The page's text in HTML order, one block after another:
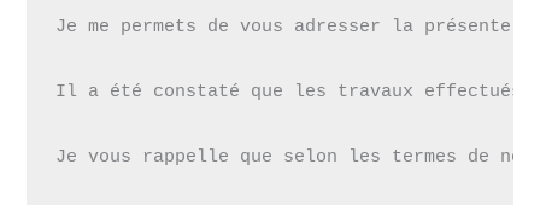
Je me permets de vous adresser la
Il a été constaté que les travaux effectués
Je vous rappelle que selon les termes de